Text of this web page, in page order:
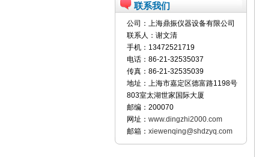
联系我们
公司：上海鼎振仪器设备有限公司
联系人：谢文清
手机：13472521719
电话：86-21-32535037
传真：86-21-32535039
地址：上海市嘉定区德富路1198号
803室太湖世家国际大厦
邮编：200070
网址： www.dingzhi2000.com
邮箱： xiewenqing@shdzyq.com